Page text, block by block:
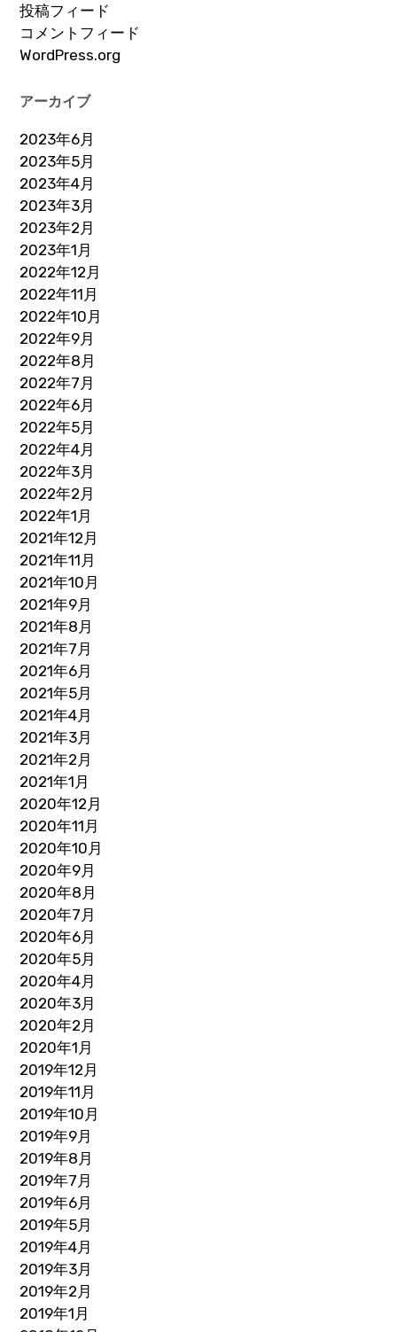
投稿フィード
コメントフィード
WordPress.org
アーカイブ
2023年6月
2023年5月
2023年4月
2023年3月
2023年2月
2023年1月
2022年12月
2022年11月
2022年10月
2022年9月
2022年8月
2022年7月
2022年6月
2022年5月
2022年4月
2022年3月
2022年2月
2022年1月
2021年12月
2021年11月
2021年10月
2021年9月
2021年8月
2021年7月
2021年6月
2021年5月
2021年4月
2021年3月
2021年2月
2021年1月
2020年12月
2020年11月
2020年10月
2020年9月
2020年8月
2020年7月
2020年6月
2020年5月
2020年4月
2020年3月
2020年2月
2020年1月
2019年12月
2019年11月
2019年10月
2019年9月
2019年8月
2019年7月
2019年6月
2019年5月
2019年4月
2019年3月
2019年2月
2019年1月